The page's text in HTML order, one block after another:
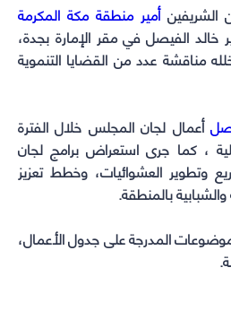
الشريفينأمير منطقة مكة المكرمة
الفيصل في مقر الإمارة بجدة،
مناقشة عدد من القضايا التنموية
أعمال لجان المجلس خلال الفترة
، كما جرى استعراض برامج لجان
وتطوير العشوائيات، وخطط تعزيز
والشبابية بالمنطقة.
المدرجة على جدول الأعمال،
(Opens
in
new
(Opens
in
new
(Opens
in
new
(Opens
in
new